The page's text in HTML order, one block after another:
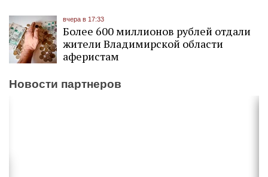
вчера в 17:33
Более 600 миллионов рублей отдали
жители Владимирской области
аферистам
Новости партнеров